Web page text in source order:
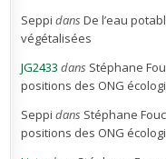
Seppi dansDe l’eau
végétalisées
JG2433 dans Stéphane
positions des ONG
Seppi dans Stéphane
positions des ONG